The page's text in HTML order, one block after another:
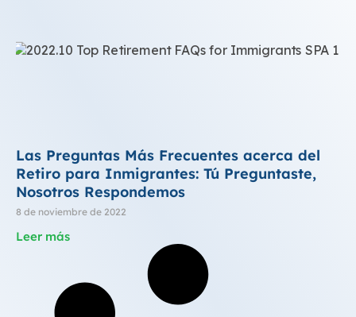
Las Preguntas Más Frecuentes acerca del
Retiro para Inmigrantes: Tú Preguntaste,
Nosotros Respondemos
8 de noviembre de 2022
Leer más